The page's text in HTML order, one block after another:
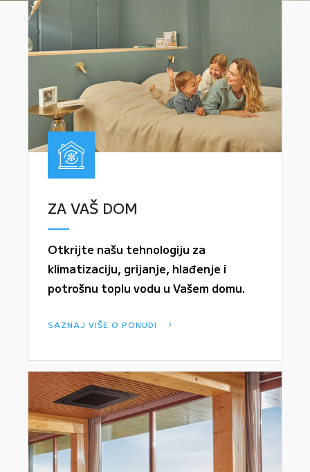
ZA VAŠ DOM
Otkrijte našu tehnologiju za
klimatizaciju, grijanje, hlađenje i
potrošnu toplu vodu u Vašem domu.
SAZNAJ VIŠE O PONUDI